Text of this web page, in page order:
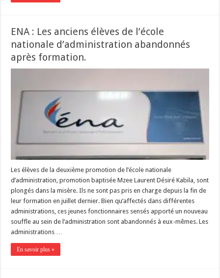
ENA : Les anciens élèves de l’école
nationale d’administration abandonnés
après formation.
Les élèves de la deuxième promotion de l’école nationale
d’administration, promotion baptisée Mzee Laurent Désiré Kabila, sont
plongés dans la misère. Ils ne sont pas pris en charge depuis la fin de
leur formation en juillet dernier. Bien qu’affectés dans différentes
administrations, ces jeunes fonctionnaires sensés apporté un nouveau
souffle au sein de l’administration sont abandonnés à eux-mêmes. Les
administrations …
En savoir plus »